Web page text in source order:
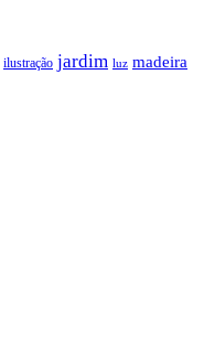
ilustração jardim luz madeira